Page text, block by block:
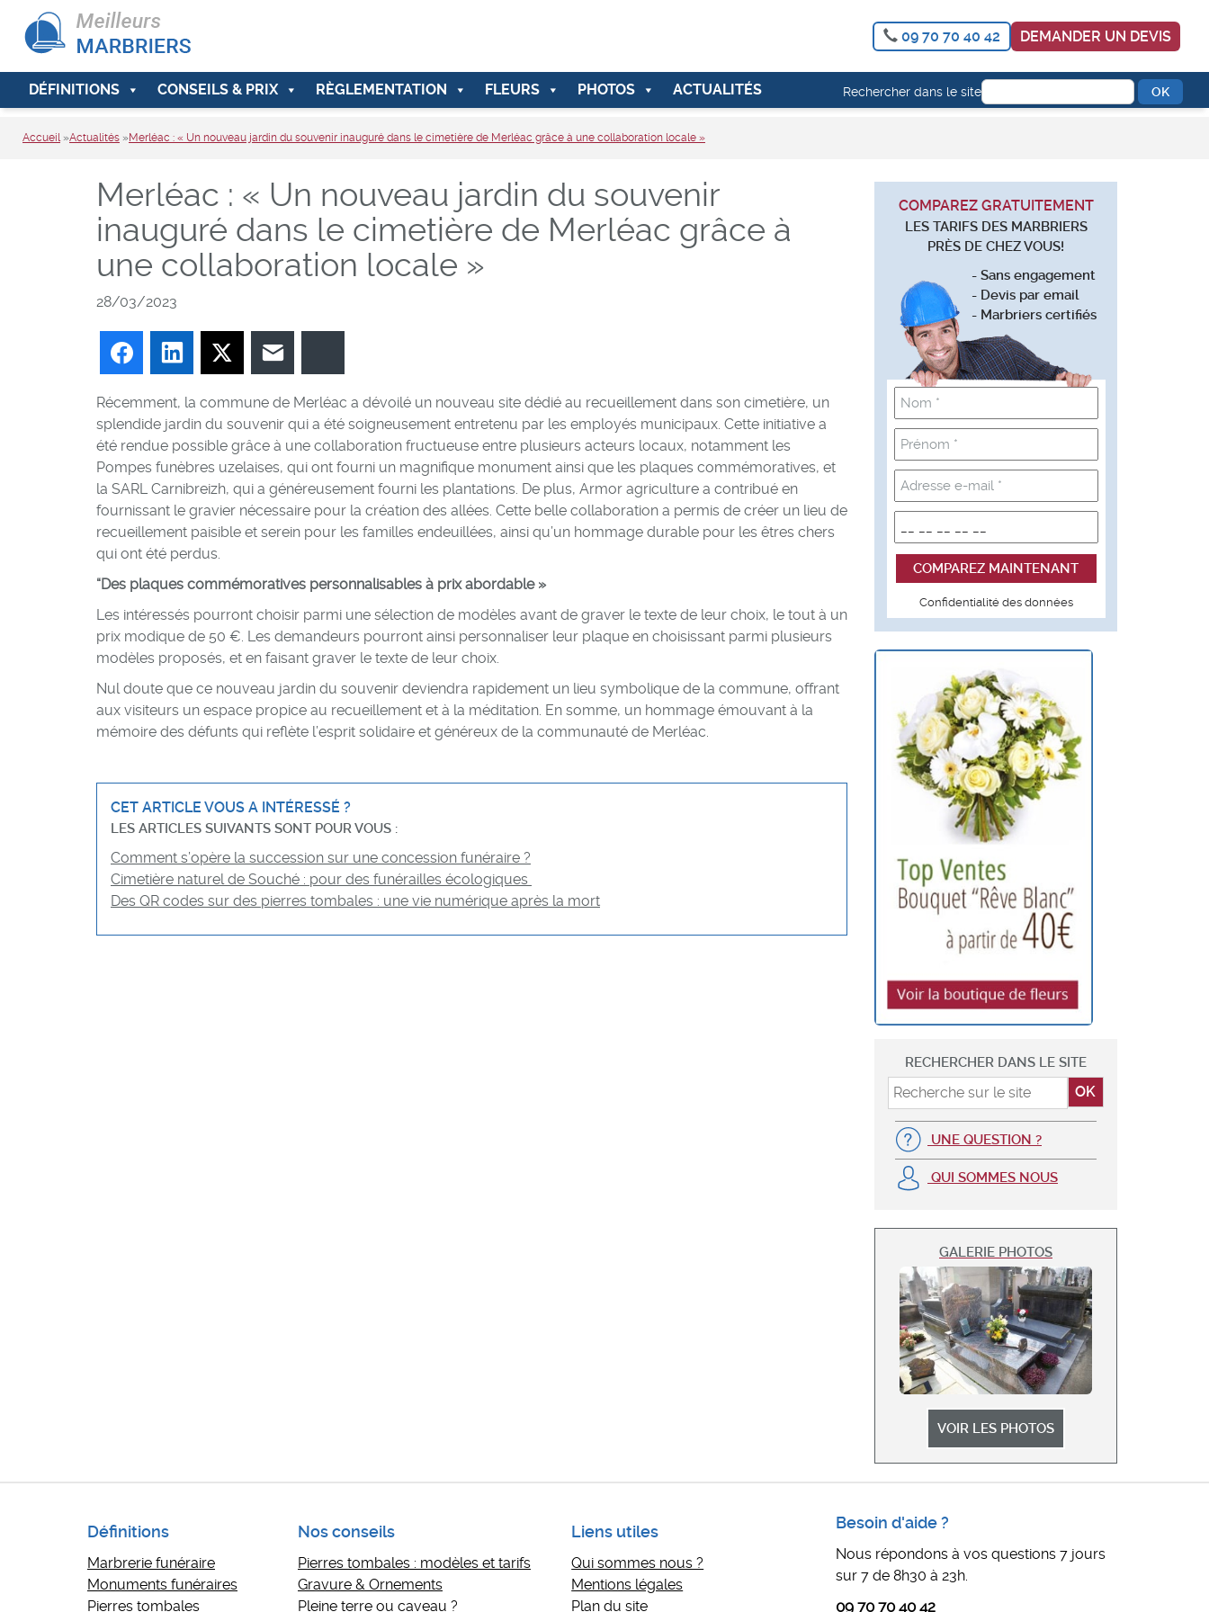
09 70 70 40 42 DEMANDER UN DEVIS
DÉFINITIONS CONSEILS & PRIX RÈGLEMENTATION FLEURS PHOTOS ACTUALITÉS Rechercher dans le site
Accueil»Actualités »Merléac : « Un nouveau jardin du souvenir inauguré dans le cimetière de Merléac grâce à une collaboration locale »
Merléac : « Un nouveau jardin du souvenir
inauguré dans le cimetière de Merléac grâce à
une collaboration locale »
28/03/2023
FacebookLinkedIn Twitter
Récemment, la commune de Merléac a dévoilé un nouveau site dédié au recueillement dans son cimetière, un
splendide jardin du souvenir qui a été soigneusement entretenu par les employés municipaux. Cette initiative a
été rendue possible grâce à une collaboration fructueuse entre plusieurs acteurs locaux, notamment les
Pompes funèbres uzelaises, qui ont fourni un magnifique monument ainsi que les plaques commémoratives, et
la SARL Carnibreizh, qui a généreusement fourni les plantations. De plus, Armor agriculture a contribué en
fournissant le gravier nécessaire pour la création des allées. Cette belle collaboration a permis de créer un lieu de
recueillement paisible et serein pour les familles endeuillées, ainsi qu’un hommage durable pour les êtres chers
qui ont été perdus.
“Des plaques commémoratives personnalisables à prix abordable »
Les intéressés pourront choisir parmi une sélection de modèles avant de graver le texte de leur choix, le tout à un
prix modique de 50 €. Les demandeurs pourront ainsi personnaliser leur plaque en choisissant parmi plusieurs
modèles proposés, et en faisant graver le texte de leur choix.
Nul doute que ce nouveau jardin du souvenir deviendra rapidement un lieu symbolique de la commune, offrant
aux visiteurs un espace propice au recueillement et à la méditation. En somme, un hommage émouvant à la
mémoire des défunts qui reflète l’esprit solidaire et généreux de la communauté de Merléac.
CET ARTICLE VOUS A INTÉRESSÉ ?
LES ARTICLES SUIVANTS SONT POUR VOUS :
Comment s’opère la succession sur une concession funéraire ?
Cimetière naturel de Souché : pour des funérailles écologiques
Des QR codes sur des pierres tombales : une vie numérique après la mort
COMPAREZ GRATUITEMENT
LES TARIFS DES MARBRIERS
PRÈS DE CHEZ VOUS!
- Sans engagement
- Devis par email
- Marbriers certifiés
Confidentialité des données
RECHERCHER DANS LE SITE
UNE QUESTION ?
QUI SOMMES NOUS
GALERIE PHOTOS
VOIR LES PHOTOS
Définitions
Marbrerie funéraire
Monuments funéraires
Pierres tombales
Nos conseils
Pierres tombales : modèles et tarifs
Gravure & Ornements
Pleine terre ou caveau ?
Liens utiles
Qui sommes nous ?
Mentions légales
Plan du site
Besoin d'aide ?
Nous répondons à vos questions 7 jours
sur 7 de 8h30 à 23h.
09 70 70 40 42